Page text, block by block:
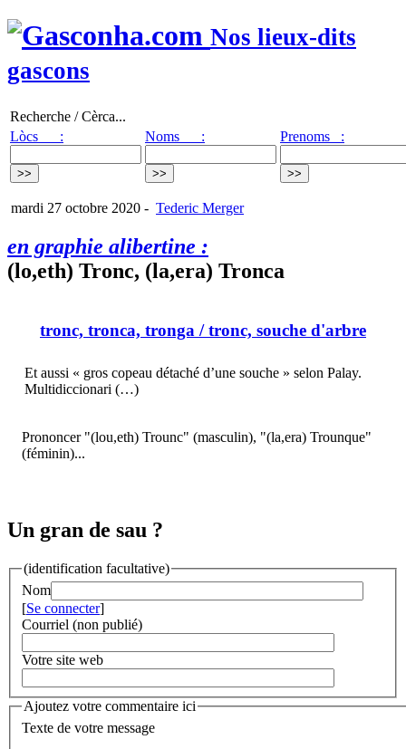
Nos lieux-dits
gascons
Recherche / Cèrca...
Lòcs :
Noms : Prenoms :
mardi 27 octobre 2020 - Tederic Merger
en graphie alibertine :
(lo,eth) Tronc, (la,era) Tronca
tronc, tronca, tronga / tronc, souche d'arbre
Et aussi « gros copeau détaché d’une souche » selon Palay.
Multidiccionari (…)
Prononcer "(lou,eth) Trounc" (masculin), "(la,era) Trounque"
(féminin)...
Un gran de sau ?
(identification facultative)
Nom
[Se connecter]
Courriel (non publié)
Votre site web
Ajoutez votre commentaire ici
Texte de votre message